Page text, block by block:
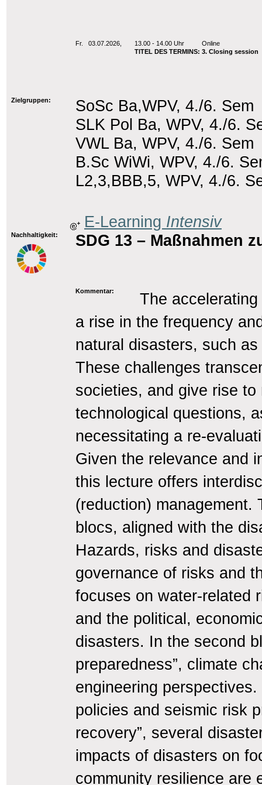
Fr. 03.07.2026, 13.00 - 14.00 Uhr
Online
TITEL DES TERMINS: 3. Closing session
Zielgruppen: SoSc Ba,WPV, 4./6. Sem
SLK Pol Ba, WPV, 4./6.
VWL Ba, WPV, 4./6. Sem
B.Sc WiWi, WPV, 4./6.
L2,3,BBB,5, WPV, 4./6.
E-Learning Intensiv
Nachhaltigkeit: SDG 13 – Maßnahmen
Kommentar:
The
a rise in the frequency
natural disasters, such
These challenges
societies, and give rise
technological questions,
necessitating a re-
Given the relevance and
this lecture offers
(reduction) management.
blocs, aligned with the
Hazards, risks and
governance of risks and
focuses on water-related
and the political,
disasters. In the second
preparedness”, climate
engineering
policies and seismic risk
recovery”, several
impacts of disasters on
community resilience are